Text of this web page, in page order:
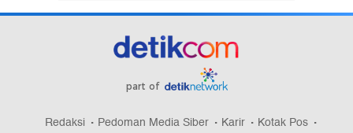
part of
Redaksi Pedoman Media Siber Karir
Kotak Pos